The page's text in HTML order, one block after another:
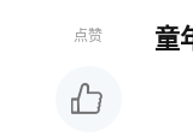
点赞 童